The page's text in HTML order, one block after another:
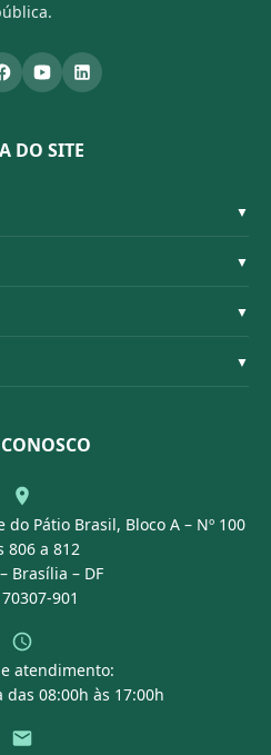
DO SITE
▼
▼
▼
▼
do Pátio Brasil, Bloco A – Nº 100
806 a 812
Brasília – DF
70307-901
atendimento:
das 08:00h às 17:00h